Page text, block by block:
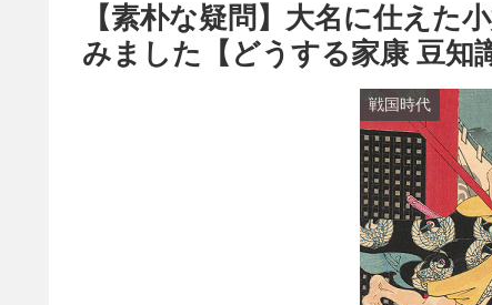
【素朴な疑問】大名に仕えた
みました【どうする家康 豆知
戦国時代